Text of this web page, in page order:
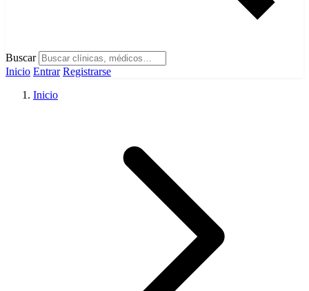
Buscar
Inicio Entrar Registrarse
Inicio